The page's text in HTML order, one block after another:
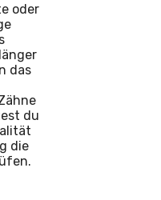
oder
das
du
die